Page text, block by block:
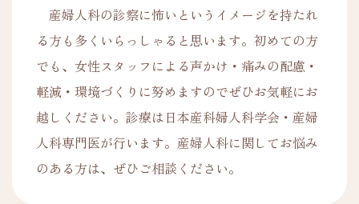
産婦人科の診察に怖いというイメージを持たれ
る方も多くいらっしゃると思います。初めての方
でも、女性スタッフによる声かけ・痛みの配慮・
軽減・環境づくりに努めますのでぜひお気軽にお
越しください。診療は日本産科婦人科学会・産婦
人科専門医が行います。産婦人科に関してお悩み
のある方は、ぜひご相談ください。